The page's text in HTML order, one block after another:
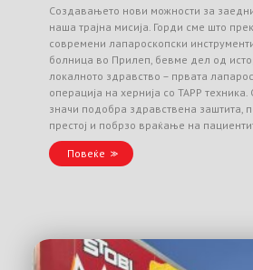
Создавањето нови можности за
наша трајна мисија. Горди сме што
современи лапароскопски
болница во Прилеп, бевме дел од
локалното здравство – првата
операција на хернија со TAPP
значи подобра здравствена заштита,
престој и побрзо враќање на
Повеќе